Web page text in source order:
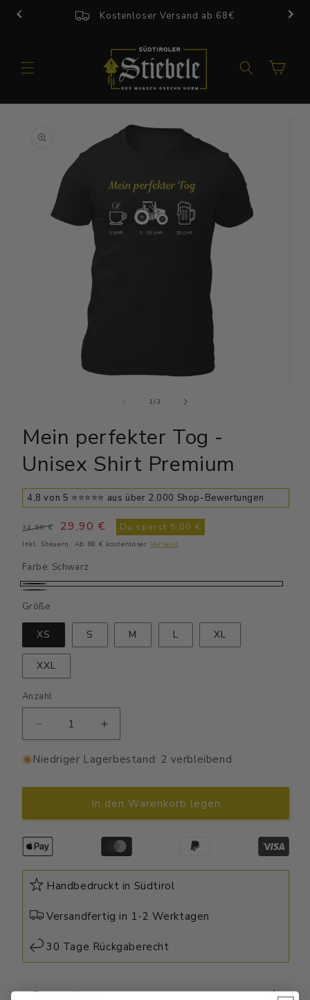
zum
Kostenloser Versand ab 68€
Warenkorb
öffnen
1/von
3
Mein perfekter Tog -
Unisex Shirt Premium
4,8 von 5 ⭐⭐⭐⭐⭐ aus über 2.000 Shop-Bewertungen
Normaler
Preis
34,90 €
Verkaufspreis
29,90 € Du sparst 5,00 €
Inkl. Steuern. Ab 68 € kostenloser Versand
Farbe: Schwarz
Schwarz
Navy
Größe
XS S M L XL
XXL
Anzahl
Verringere
die
Menge
Mein
Tog
Unisex
Shirt
Premium
Erhöhe
die
Menge
Mein
perfekter
Tog
Unisex
Shirt
Premium
Niedriger Lagerbestand: 2 verbleibend
In den Warenkorb legen
Handbedruckt in Südtirol
Versandfertig in 1-2 Werktagen
30 Tage Rückgaberecht
Beschreibung